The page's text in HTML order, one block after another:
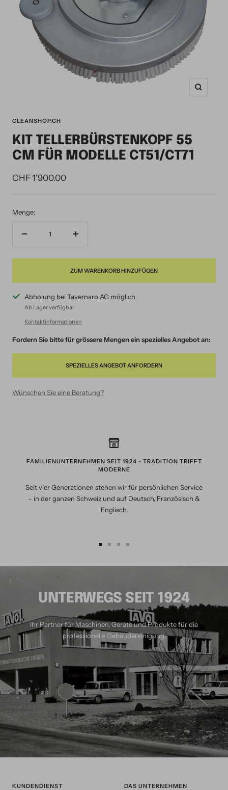
Zoom
CLEANSHOP.CH
KIT TELLERBÜRSTENKOPF 55
CM FÜR MODELLE CT51/CT71
Angebotspreis
CHF 1'900.00
Menge:
Menge
ZUM WARENKORB HINZUFÜGEN
Abholung bei Tavernaro AG möglich
Ab Lager verfügbar
Kontaktinformationen
Fordern Sie bitte für grössere Mengen ein spezielles Angebot an:
SPEZIELLES ANGEBOT ANFORDERN
Wünschen Sie eine Beratung?
FAMILIENUNTERNEHMEN SEIT 1924 - TRADITION TRIFFT
MODERNE
Seit vier Generationen stehen wir für persönlichen Service
- in der ganzen Schweiz und auf Deutsch, Französisch &
Englisch.
UNTERWEGS SEIT 1924
Ihr Partner für Maschinen, Geräte und Produkte für die
professionelle Gebäudereinigung.
KUNDENDIENST DAS UNTERNEHMEN